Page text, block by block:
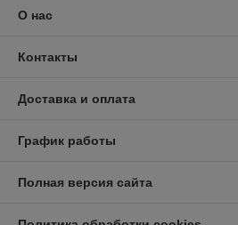
О нас
Контакты
Доставка и оплата
График работы
Полная версия сайта